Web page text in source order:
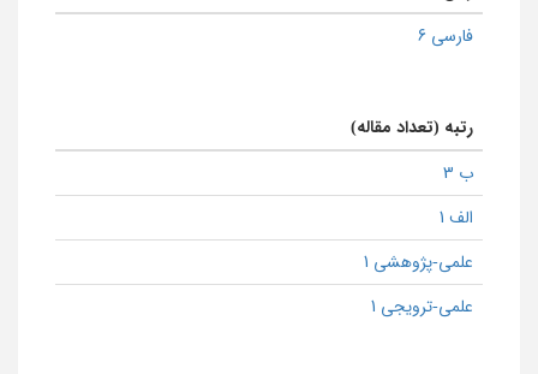
فارسی 6
رتبه (تعداد مقاله)
ب 3
الف 1
علمی-پژوهشی 1
علمی-ترویجی 1